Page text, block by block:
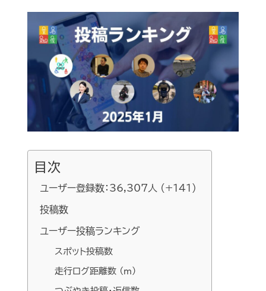
目次
ユーザー登録数：36,307人 (+141)
投稿数
ユーザー投稿ランキング
スポット投稿数
走行ログ距離数 (m)